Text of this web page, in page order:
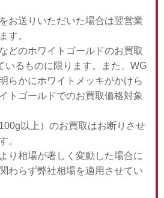
お送りいただいた場合は翌営業
す。
どのホワイトゴールドのお買取
いるものに限ります。また、WG
らかにホワイトメッキがかけら
トゴールドでのお買取価格対象
以上）のお買取はお断りさせ
。
り相場が著しく変動した場合に
わらず弊社相場を適用させてい